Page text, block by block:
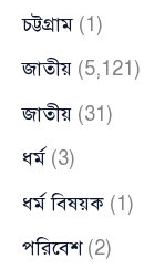
চট্টগ্রাম (1)
জাতীয় (5,121)
জাতীয় (31)
ধর্ম (3)
ধর্ম বিষয়ক (1)
পরিবেশ(2)